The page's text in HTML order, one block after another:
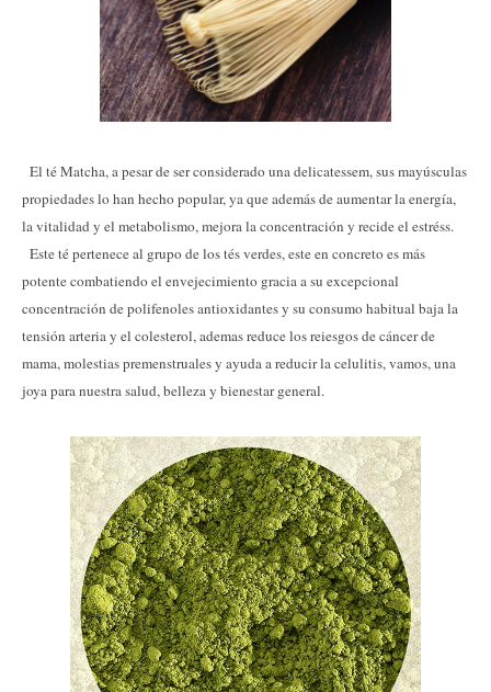
El té Matcha, a pesar de ser considerado una delicatessem, sus mayúsculas
propiedades lo han hecho popular, ya que además de aumentar la energía,
la vitalidad y el metabolismo, mejora la concentración y recide el estréss.
Este té pertenece al grupo de los tés verdes, este en concreto es más
potente combatiendo el envejecimiento gracia a su excepcional
concentración de polifenoles antioxidantes y su consumo habitual baja la
tensión arteria y el colesterol, ademas reduce los reiesgos de cáncer de
mama, molestias premenstruales y ayuda a reducir la celulitis, vamos, una
joya para nuestra salud, belleza y bienestar general.